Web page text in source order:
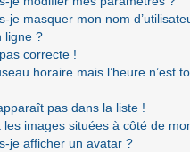
je masquer mon nom
ligne ?
correcte !
horaire mais l’heure n’est
pas dans la liste !
images situées à côté de
je afficher un avatar ?